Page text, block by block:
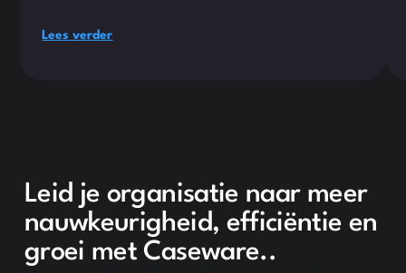
Lees verder
Leid je organisatie naar meer
nauwkeurigheid, efficiëntie en
groei met Caseware..